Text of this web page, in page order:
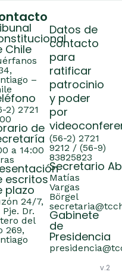
Chile
–
2) 2721
de
a 14:00
escritos
plazo
24/7,
Pje. Dr.
del
269,
Datos de
contacto
para
ratificar
patrocinio
y poder
por
(56-2) 2721
9212 / (56-9)
83825823
Secretario
Matías
Vargas
Börgel
Gabinete
de
Presidencia
v.2